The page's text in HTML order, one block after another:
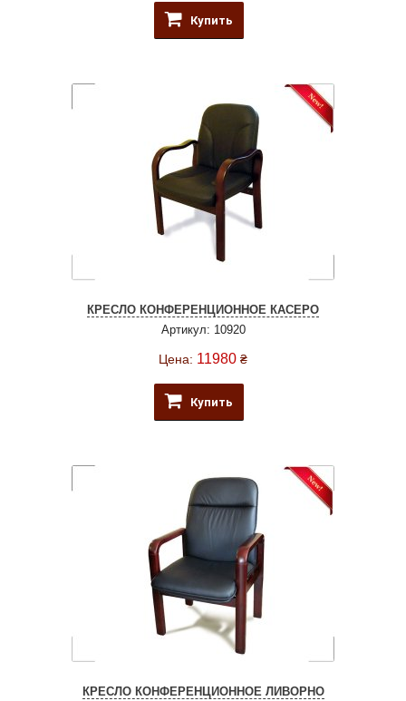
Купить
КРЕСЛО КОНФЕРЕНЦИОННОЕ КАСЕРО
Артикул: 10920
Цена: 11980 ₴
Купить
КРЕСЛО КОНФЕРЕНЦИОННОЕ ЛИВОРНО